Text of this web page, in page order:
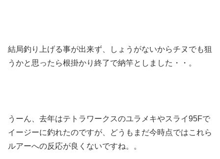
結局釣り上げる事が出来ず、しょうがないからチヌでも狙
うかと思ったら根掛かり終了で納竿としました・・。
うーん、去年はテトラワークスのユラメキやスライ95Fで
イージーに釣れたのですが、どうもまだ今時点ではこれら
ルアーへの反応が良くないですね。。